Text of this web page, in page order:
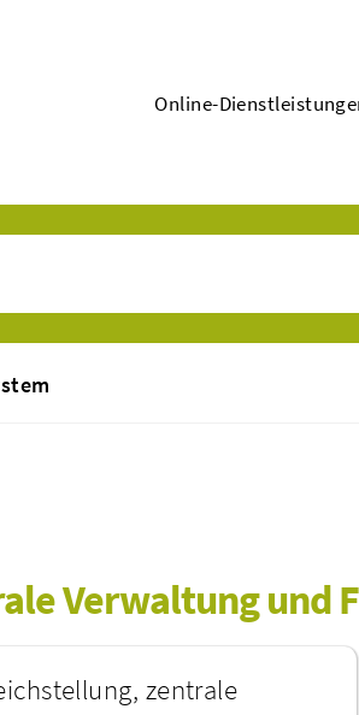
Online-
Verwaltung und
zentrale